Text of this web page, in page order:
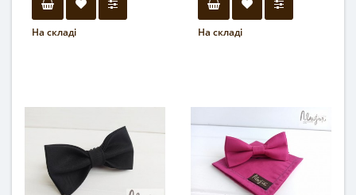
На складі На складі